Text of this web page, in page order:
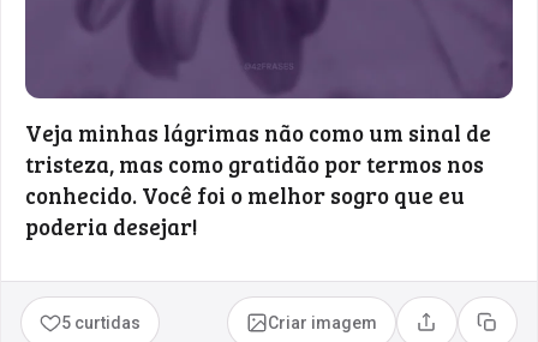
Veja minhas lágrimas não como um sinal de
tristeza, mas como gratidão por termos nos
conhecido. Você foi o melhor sogro que eu
poderia desejar!
5 curtidas Criar imagem Compartilhar
Copiar